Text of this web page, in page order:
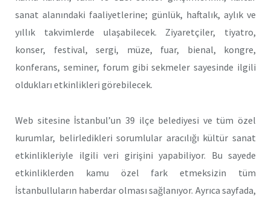
sanat alanındaki faaliyetlerine; günlük, haftalık, aylık ve
yıllık takvimlerde ulaşabilecek. Ziyaretçiler, tiyatro,
konser, festival, sergi, müze, fuar, bienal, kongre,
konferans, seminer, forum gibi sekmeler sayesinde ilgili
oldukları etkinlikleri görebilecek.
Web sitesine İstanbul’un 39 ilçe belediyesi ve tüm özel
kurumlar, belirledikleri sorumlular aracılığı kültür sanat
etkinlikleriyle ilgili veri girişini yapabiliyor. Bu sayede
etkinliklerden kamu özel fark etmeksizin tüm
İstanbulluların haberdar olması sağlanıyor. Ayrıca sayfada,